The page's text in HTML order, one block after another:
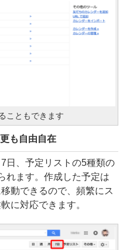
こともできます
も自由自在
日、予定リストの5種類の
れます。作成した予定は
動できるので、頻繁にス
に対応できます。